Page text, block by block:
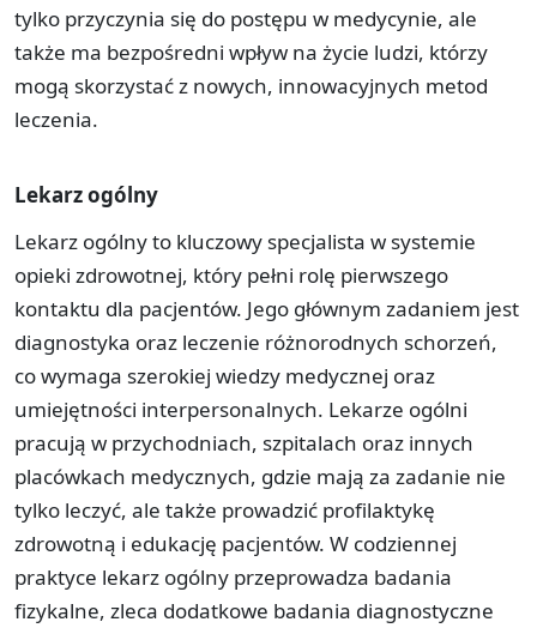
tylko przyczynia się do postępu w medycynie, ale
także ma bezpośredni wpływ na życie ludzi, którzy
mogą skorzystać z nowych, innowacyjnych metod
leczenia.
Lekarz ogólny
Lekarz ogólny to kluczowy specjalista w systemie
opieki zdrowotnej, który pełni rolę pierwszego
kontaktu dla pacjentów. Jego głównym zadaniem jest
diagnostyka oraz leczenie różnorodnych schorzeń,
co wymaga szerokiej wiedzy medycznej oraz
umiejętności interpersonalnych. Lekarze ogólni
pracują w przychodniach, szpitalach oraz innych
placówkach medycznych, gdzie mają za zadanie nie
tylko leczyć, ale także prowadzić profilaktykę
zdrowotną i edukację pacjentów. W codziennej
praktyce lekarz ogólny przeprowadza badania
fizykalne, zleca dodatkowe badania diagnostyczne